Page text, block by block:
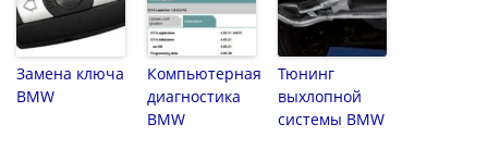
Замена ключа
BMW
Компьютерная
диагностика
BMW
Тюнинг
выхлопной
системы BMW